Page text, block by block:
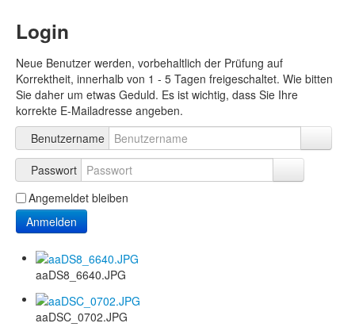
Login
Neue Benutzer werden, vorbehaltlich der Prüfung auf
Korrektheit, innerhalb von 1 - 5 Tagen freigeschaltet. Wie bitten
Sie daher um etwas Geduld. Es ist wichtig, dass Sie Ihre
korrekte E-Mailadresse angeben.
Benutzername
Passwort
Angemeldet bleiben
Anmelden
aaDS8_6640.JPG
aaDSC_0702.JPG